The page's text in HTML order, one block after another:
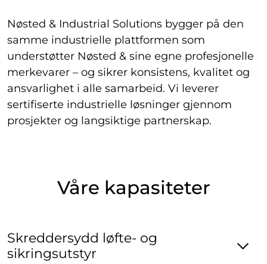
Nøsted & Industrial Solutions bygger på den
samme industrielle plattformen som
understøtter Nøsted & sine egne profesjonelle
merkevarer – og sikrer konsistens, kvalitet og
ansvarlighet i alle samarbeid. Vi leverer
sertifiserte industrielle løsninger gjennom
prosjekter og langsiktige partnerskap.
Våre kapasiteter
Skreddersydd løfte- og
sikringsutstyr